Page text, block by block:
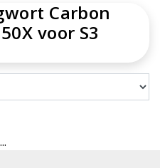
Carbon
voor S3